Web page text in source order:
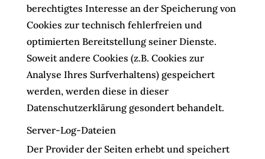
berechtigtes Interesse an der Speicherung von
Cookies zur technisch fehlerfreien und
optimierten Bereitstellung seiner Dienste.
Soweit andere Cookies (z.B. Cookies zur
Analyse Ihres Surfverhaltens) gespeichert
werden, werden diese in dieser
Datenschutzerklärung gesondert behandelt.
Server-Log-Dateien
Der Provider der Seiten erhebt und speichert